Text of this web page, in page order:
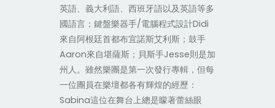
英語、義大利語、西班牙語以及英語等多
國語言；鍵盤樂器手/電腦程式設計Didi
來自阿根廷首都布宜諾斯艾利斯；鼓手
Aaron來自堪薩斯；貝斯手Jesse則是加
州人。雖然樂團是第一次發行專輯，但每
一位團員在樂壇都各有輝煌的經歷：
Sabina這位在舞台上總是矇著蕾絲眼